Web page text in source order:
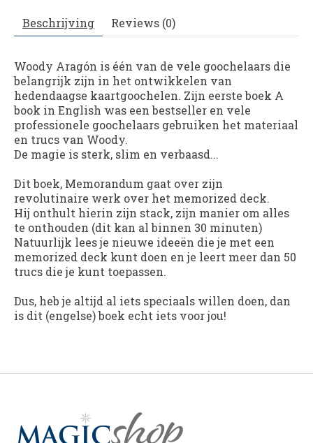
Beschrijving Reviews (0)
Woody Aragón is één van de vele goochelaars die
belangrijk zijn in het ontwikkelen van
hedendaagse kaartgoochelen. Zijn eerste boek A
book in English was een bestseller en vele
professionele goochelaars gebruiken het materiaal
en trucs van Woody.
De magie is sterk, slim en verbaasd...
Dit boek, Memorandum gaat over zijn
revolutinaire werk over het memorized deck.
Hij onthult hierin zijn stack, zijn manier om alles
te onthouden (dit kan al binnen 30 minuten)
Natuurlijk lees je nieuwe ideeën die je met een
memorized deck kunt doen en je leert meer dan 50
trucs die je kunt toepassen.
Dus, heb je altijd al iets speciaals willen doen, dan
is dit (engelse) boek echt iets voor jou!